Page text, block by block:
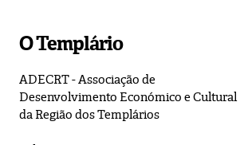
O Templário
ADECRT - Associação de
Desenvolvimento Económico e Cultural
da Região dos Templários